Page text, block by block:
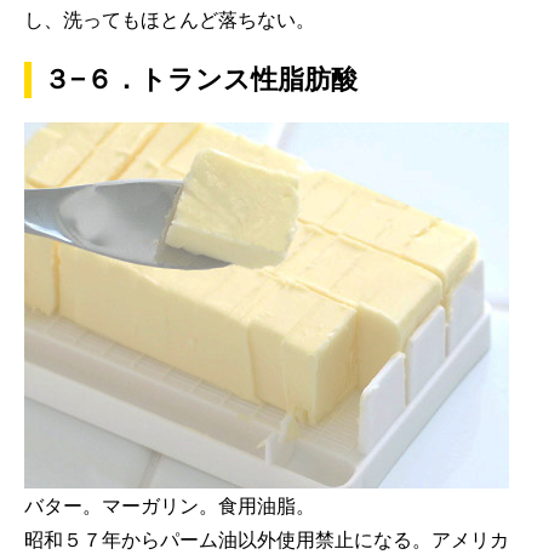
し、洗ってもほとんど落ちない。
３−６．トランス性脂肪酸
バター。マーガリン。食用油脂。
昭和５７年からパーム油以外使用禁止になる。アメリカ